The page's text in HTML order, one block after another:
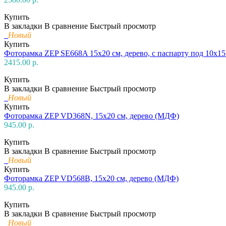
Купить
В закладки В сравнение Быстрый просмотр
Новый
Купить
Фоторамка ZEP SE668A 15х20 см, дерево, с паспарту под
2415.00 р.
Купить
В закладки В сравнение Быстрый просмотр
Новый
Купить
Фоторамка ZEP VD368N, 15х20 см, дерево (МДФ)
945.00 р.
Купить
В закладки В сравнение Быстрый просмотр
Новый
Купить
Фоторамка ZEP VD568B, 15х20 см, дерево (МДФ)
945.00 р.
Купить
В закладки В сравнение Быстрый просмотр
Новый